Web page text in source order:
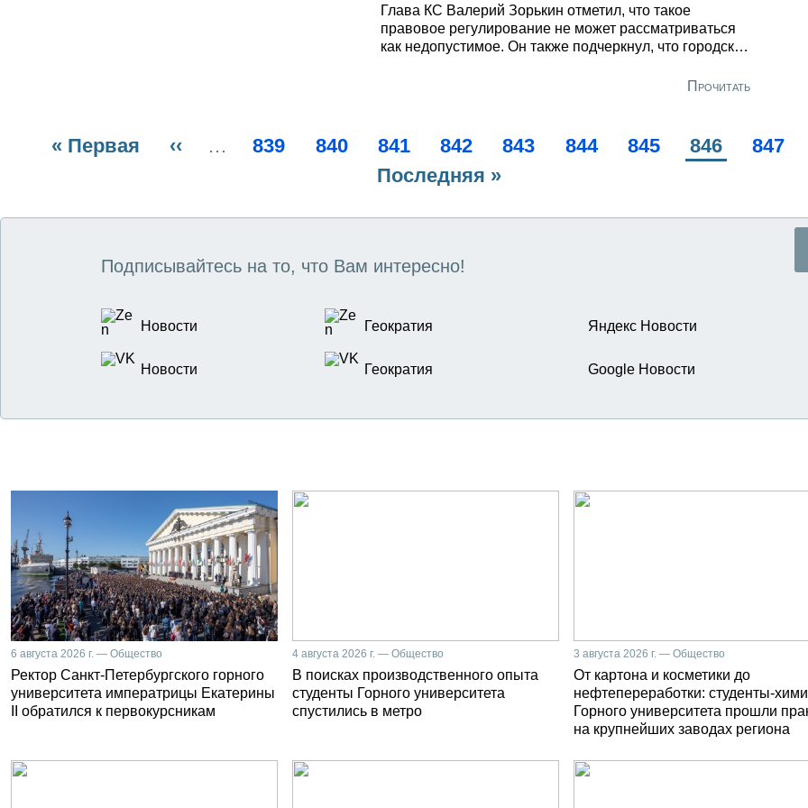
Глава КС Валерий Зорькин отметил, что такое
правовое регулирование не может рассматриваться
как недопустимое. Он также подчеркнул, что городской
обсуждении документа, однако, последнее слово
обратились в Конституционный суд с утверждением,
что поправки в градостроительный кодекс, которые
принимает Смольный без участия ЗС,
неконституционны.
Прочитать
Первая
« Первая
Предыдущая
‹‹ … Page
839 Page
840 Page
841 Page
842 Page
843 Page
844 Page
845
Текущая
846 Page
847
Последняя
Последняя »
Подписывайтесь на то, что Вам интересно!
Новости Геократия Яндекс Новости
Новости Геократия Google Новости
6 августа 2026 г. — Общество
Ректор Санкт-Петербургского горного
университета императрицы Екатерины
II обратился к первокурсникам
4 августа 2026 г. — Общество
В поисках производственного опыта
студенты Горного университета
спустились в метро
3 августа 2026 г. — Общество
От картона и косметики до
нефтепереработки: студенты-
Горного университета прошли
на крупнейших заводах региона